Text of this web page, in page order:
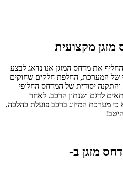
מקצועית
את מדחס המזגן אנו נדאג לבצע
של המערכת, החלפת חלקים שחוקים
יסודית של המדחס החלופי
מתאים לדגם ושנתון הרכב. לאחר
כי מערכת המיזוג ברכב פועלת כהלכה,
מזגן ב-